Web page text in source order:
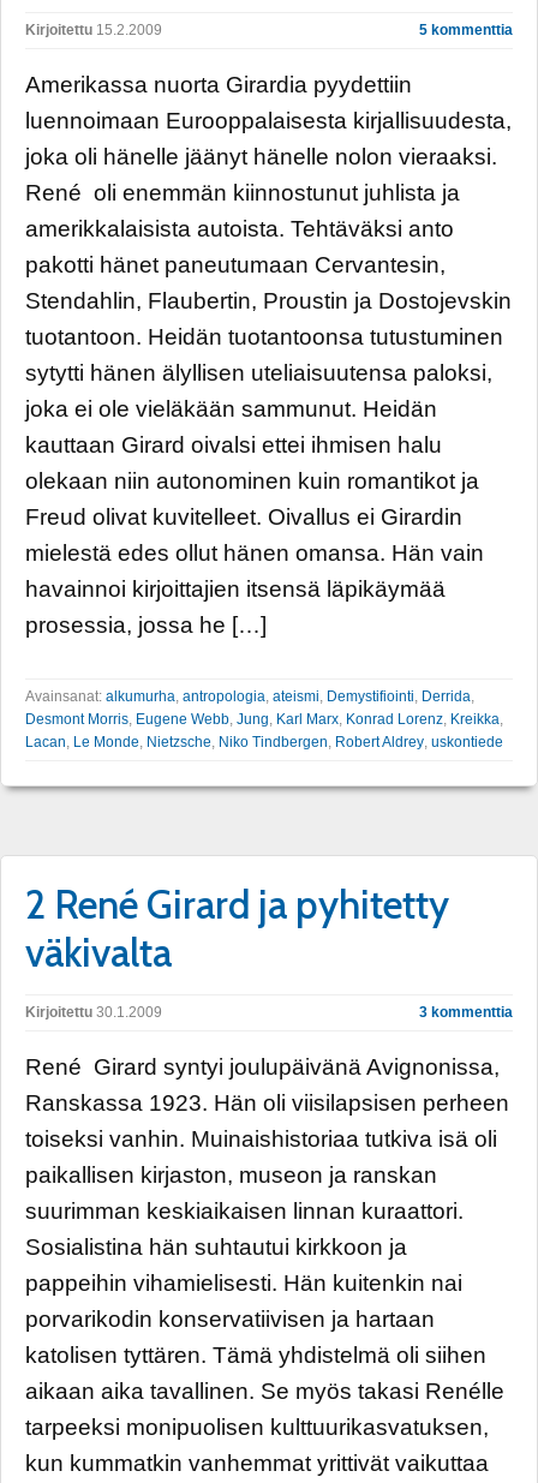
Kirjoitettu 15.2.2009 5 kommenttia
Amerikassa nuorta Girardia pyydettiin
luennoimaan Eurooppalaisesta kirjallisuudesta,
joka oli hänelle jäänyt hänelle nolon vieraaksi.
René oli enemmän kiinnostunut juhlista ja
amerikkalaisista autoista. Tehtäväksi anto
pakotti hänet paneutumaan Cervantesin,
Stendahlin, Flaubertin, Proustin ja Dostojevskin
tuotantoon. Heidän tuotantoonsa tutustuminen
sytytti hänen älyllisen uteliaisuutensa paloksi,
joka ei ole vieläkään sammunut. Heidän
kauttaan Girard oivalsi ettei ihmisen halu
olekaan niin autonominen kuin romantikot ja
Freud olivat kuvitelleet. Oivallus ei Girardin
mielestä edes ollut hänen omansa. Hän vain
havainnoi kirjoittajien itsensä läpikäymää
prosessia, jossa he […]
Avainsanat: alkumurha antropologia ateismi Demystifiointi Derrida
Desmont Morris Eugene Webb Jung Karl Marx Konrad Lorenz Kreikka
Lacan Le Monde Nietzsche Niko Tindbergen Robert Aldrey uskontiede
2 René Girard ja pyhitetty
väkivalta
Kirjoitettu 30.1.2009 3 kommenttia
René Girard syntyi joulupäivänä Avignonissa,
Ranskassa 1923. Hän oli viisilapsisen perheen
toiseksi vanhin. Muinaishistoriaa tutkiva isä oli
paikallisen kirjaston, museon ja ranskan
suurimman keskiaikaisen linnan kuraattori.
Sosialistina hän suhtautui kirkkoon ja
pappeihin vihamielisesti. Hän kuitenkin nai
porvarikodin konservatiivisen ja hartaan
katolisen tyttären. Tämä yhdistelmä oli siihen
aikaan aika tavallinen. Se myös takasi Renélle
tarpeeksi monipuolisen kulttuurikasvatuksen,
kun kummatkin vanhemmat yrittivät vaikuttaa